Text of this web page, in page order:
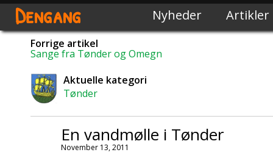
Dengang Nyheder Artikler
Forrige artikel
Sange fra Tønder og Omegn
Aktuelle kategori
Tønder
En vandmølle i Tønder
November 13, 2011